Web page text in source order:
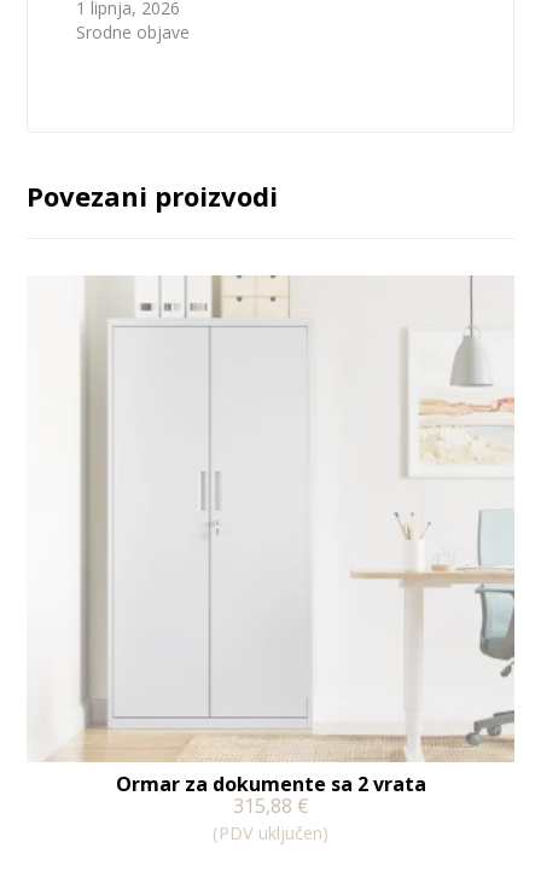
1 lipnja, 2026
Srodne objave
Povezani proizvodi
Ormar za dokumente sa 2 vrata
315,88 €
(PDV uključen)